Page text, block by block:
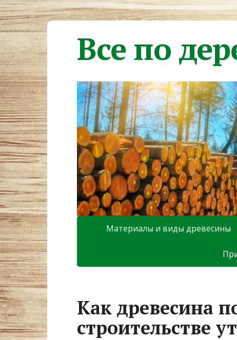
Все по
Материалы и виды древесины
Как древесина
строительстве